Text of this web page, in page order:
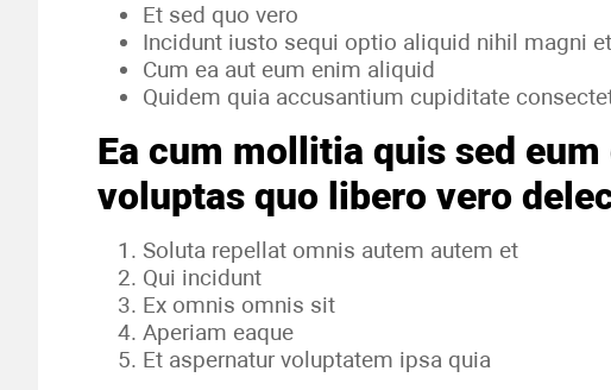
Et sed quo vero
Incidunt iusto sequi optio aliquid nihil magni et
Cum ea aut eum enim aliquid
Quidem quia accusantium cupiditate
Ea cum mollitia quis sed
voluptas quo libero vero
Soluta repellat omnis autem autem et
Qui incidunt
Ex omnis omnis sit
Aperiam eaque
Et aspernatur voluptatem ipsa quia